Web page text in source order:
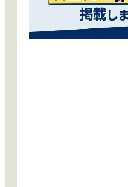
5,500円〜（全国
MEN'S HAIR
円〜（東京）